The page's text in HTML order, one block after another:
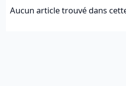
Aucun article trouvé dans